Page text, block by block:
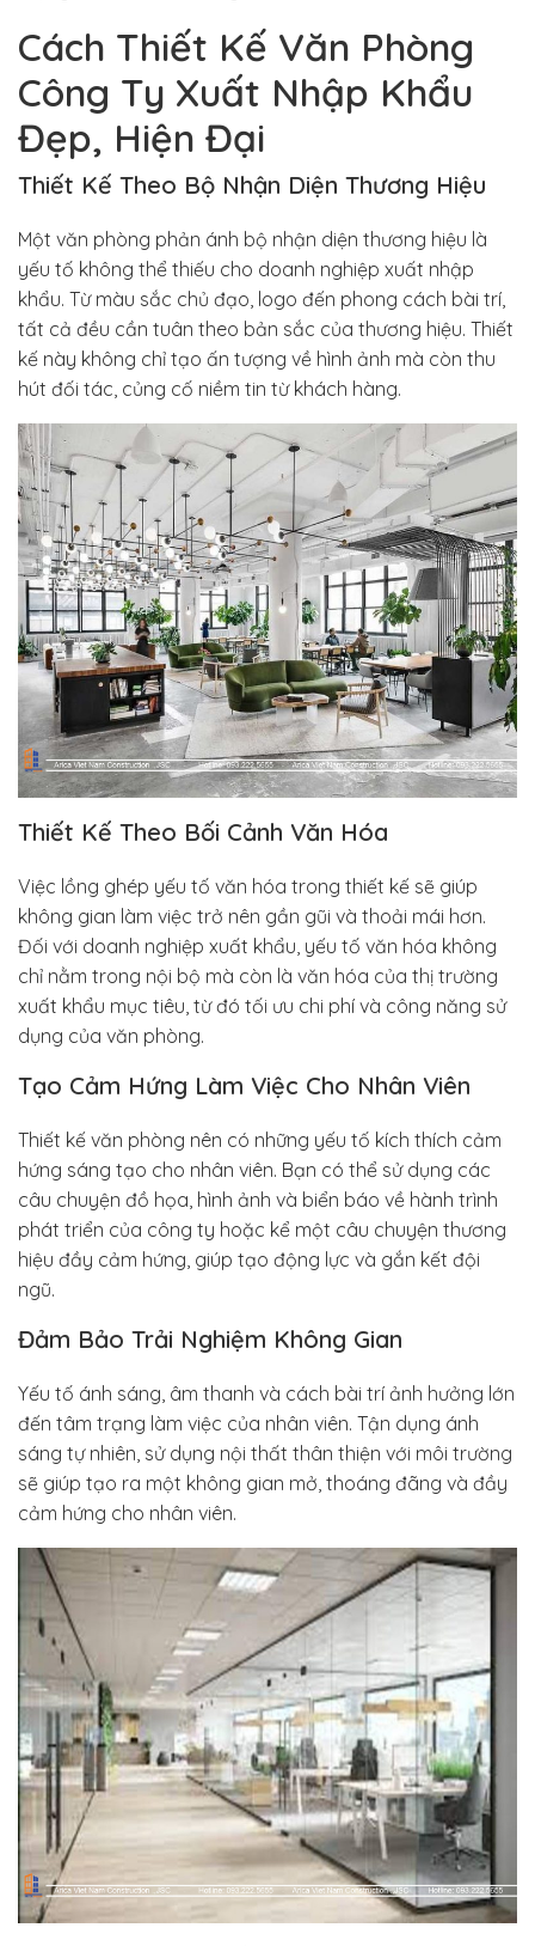
Cách Thiết Kế Văn Phòng
Công Ty Xuất Nhập Khẩu
Đẹp, Hiện Đại
Thiết Kế Theo Bộ Nhận Diện Thương Hiệu
Một văn phòng phản ánh bộ nhận diện thương hiệu là
yếu tố không thể thiếu cho doanh nghiệp xuất nhập
khẩu. Từ màu sắc chủ đạo, logo đến phong cách bài trí,
tất cả đều cần tuân theo bản sắc của thương hiệu. Thiết
kế này không chỉ tạo ấn tượng về hình ảnh mà còn thu
hút đối tác, củng cố niềm tin từ khách hàng.
Thiết Kế Theo Bối Cảnh Văn Hóa
Việc lồng ghép yếu tố văn hóa trong thiết kế sẽ giúp
không gian làm việc trở nên gần gũi và thoải mái hơn.
Đối với doanh nghiệp xuất khẩu, yếu tố văn hóa không
chỉ nằm trong nội bộ mà còn là văn hóa của thị trường
xuất khẩu mục tiêu, từ đó tối ưu chi phí và công năng sử
dụng của văn phòng.
Tạo Cảm Hứng Làm Việc Cho Nhân Viên
Thiết kế văn phòng nên có những yếu tố kích thích cảm
hứng sáng tạo cho nhân viên. Bạn có thể sử dụng các
câu chuyện đồ họa, hình ảnh và biển báo về hành trình
phát triển của công ty hoặc kể một câu chuyện thương
hiệu đầy cảm hứng, giúp tạo động lực và gắn kết đội
ngũ.
Đảm Bảo Trải Nghiệm Không Gian
Yếu tố ánh sáng, âm thanh và cách bài trí ảnh hưởng lớn
đến tâm trạng làm việc của nhân viên. Tận dụng ánh
sáng tự nhiên, sử dụng nội thất thân thiện với môi trường
sẽ giúp tạo ra một không gian mở, thoáng đãng và đầy
cảm hứng cho nhân viên.